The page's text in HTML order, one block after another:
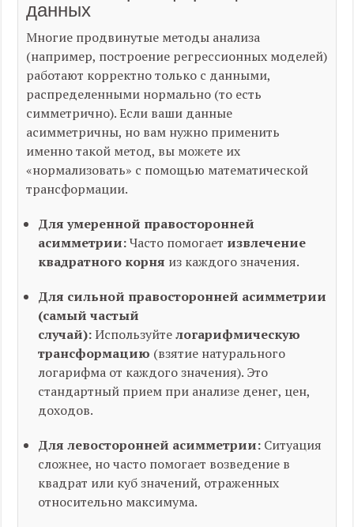
данных
Многие продвинутые методы анализа
(например, построение регрессионных моделей)
работают корректно только с данными,
распределенными нормально (то есть
симметрично). Если ваши данные
асимметричны, но вам нужно применить
именно такой метод, вы можете их
«нормализовать» с помощью математической
трансформации.
Для умеренной правосторонней
асимметрии:Часто помогает извлечение
квадратного корня из каждого значения.
Для сильной правосторонней асимметрии
(самый частый
случай):Используйтелогарифмическую
трансформацию (взятие натурального
логарифма от каждого значения). Это
стандартный прием при анализе денег, цен,
доходов.
Для левосторонней асимметрии: Ситуация
сложнее, но часто помогает возведение в
квадрат или куб значений, отраженных
относительно максимума.